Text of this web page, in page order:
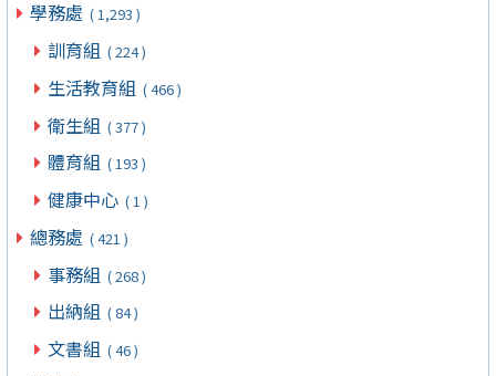
學務處 ( 1,293 )
訓育組 ( 224 )
生活教育組 ( 466 )
衛生組 ( 377 )
體育組 ( 193 )
健康中心 ( 1 )
總務處 ( 421 )
事務組 ( 268 )
出納組 ( 84 )
文書組 ( 46 )